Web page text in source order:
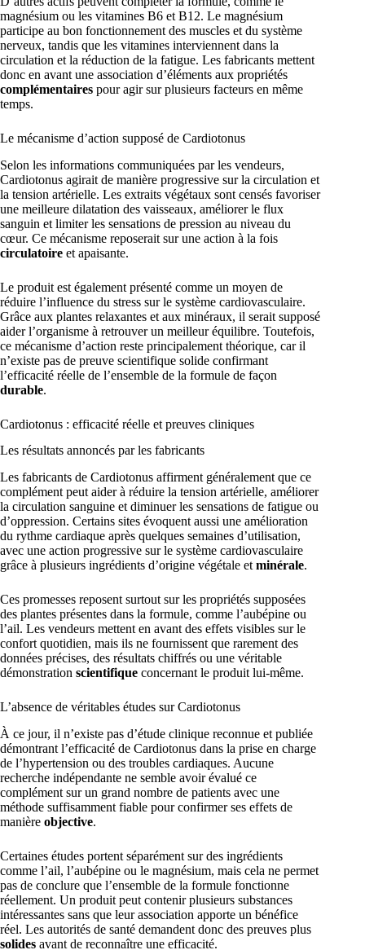
magnésium ou les vitamines B6 et B12. Le magnésium
participe au bon fonctionnement des muscles et du système
nerveux, tandis que les vitamines interviennent dans la
circulation et la réduction de la fatigue. Les fabricants mettent
donc en avant une association d’éléments aux propriétés
complémentaires pour agir sur plusieurs facteurs en même
temps.
Le mécanisme d’action supposé de Cardiotonus
Selon les informations communiquées par les vendeurs,
Cardiotonus agirait de manière progressive sur la circulation et
la tension artérielle. Les extraits végétaux sont censés favoriser
une meilleure dilatation des vaisseaux, améliorer le flux
sanguin et limiter les sensations de pression au niveau du
cœur. Ce mécanisme reposerait sur une action à la fois
circulatoire et apaisante.
Le produit est également présenté comme un moyen de
réduire l’influence du stress sur le système cardiovasculaire.
Grâce aux plantes relaxantes et aux minéraux, il serait supposé
aider l’organisme à retrouver un meilleur équilibre. Toutefois,
ce mécanisme d’action reste principalement théorique, car il
n’existe pas de preuve scientifique solide confirmant
l’efficacité réelle de l’ensemble de la formule de façon
durable.
Cardiotonus : efficacité réelle et preuves cliniques
Les résultats annoncés par les fabricants
Les fabricants de Cardiotonus affirment généralement que ce
complément peut aider à réduire la tension artérielle, améliorer
la circulation sanguine et diminuer les sensations de fatigue ou
d’oppression. Certains sites évoquent aussi une amélioration
du rythme cardiaque après quelques semaines d’utilisation,
avec une action progressive sur le système cardiovasculaire
grâce à plusieurs ingrédients d’origine végétale et minérale.
Ces promesses reposent surtout sur les propriétés supposées
des plantes présentes dans la formule, comme l’aubépine ou
l’ail. Les vendeurs mettent en avant des effets visibles sur le
confort quotidien, mais ils ne fournissent que rarement des
données précises, des résultats chiffrés ou une véritable
démonstration scientifique concernant le produit lui-même.
L’absence de véritables études sur Cardiotonus
À ce jour, il n’existe pas d’étude clinique reconnue et publiée
démontrant l’efficacité de Cardiotonus dans la prise en charge
de l’hypertension ou des troubles cardiaques. Aucune
recherche indépendante ne semble avoir évalué ce
complément sur un grand nombre de patients avec une
méthode suffisamment fiable pour confirmer ses effets de
manière objective.
Certaines études portent séparément sur des ingrédients
comme l’ail, l’aubépine ou le magnésium, mais cela ne permet
pas de conclure que l’ensemble de la formule fonctionne
réellement. Un produit peut contenir plusieurs substances
intéressantes sans que leur association apporte un bénéfice
réel. Les autorités de santé demandent donc des preuves plus
solides avant de reconnaître une efficacité.